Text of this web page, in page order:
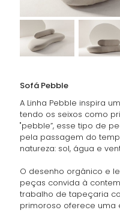
Sofá Pebble
A Linha Pebble inspira
tendo os seixos como
"pebble”, esse tipo de
pela passagem do
natureza: sol, água e
O desenho orgânico e
peças convida à
trabalho de tapeçaria
primoroso oferece uma